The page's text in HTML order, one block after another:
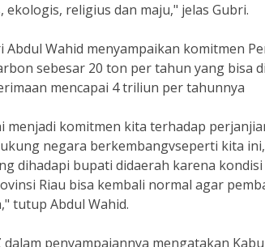
religius dan maju," jelas Gubri.
Abdul Wahid menyampaikan komitmen
sebesar 20 ton per tahun yang bisa
mencapai 4 triliun per tahunnya
menjadi komitmen kita terhadap
negara berkembangvseperti kita
dihadapi bupati didaerah karena
Riau bisa kembali normal agar
tutup Abdul Wahid.
penyampaiannya mengatakan